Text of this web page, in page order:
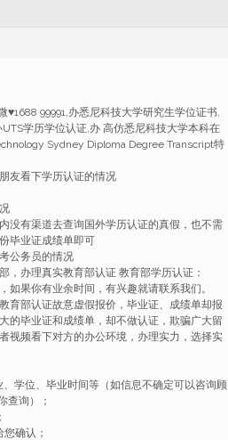
99991,办悉尼科技大学研究生学位证书,
学历学位认证,办 高仿悉尼科技大学本科在
Sydney Diploma Degree Transcript特
友看下学历认证的情况
没有渠道去查询国外学历认证的真假，也不需
毕业证成绩单即可
公务员的情况
，办理真实教育部认证 教育部学历认证：
如果你有业余时间，有兴趣就请联系我们。
育部认证故意虚假报价，毕业证、成绩单却报
的毕业证和成绩单，却不做认证，欺骗广大留
视频看下对方的办公环境，办理实力，选择实
学位、毕业时间等（如信息不确定可以咨询顾
查询）；
确认；